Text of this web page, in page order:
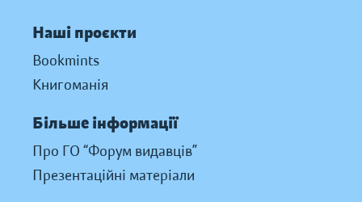
Наші проєкти
Bookmints
Книгоманія
Більше інформації
Про ГО “Форум видавців”
Презентаційні матеріали